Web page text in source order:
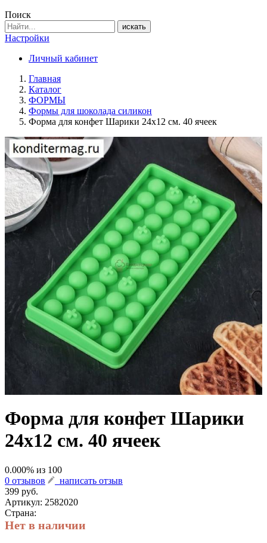
Поиск
искать
Настройки
Личный кабинет
Главная
Каталог
ФОРМЫ
Формы для шоколада силикон
Форма для конфет Шарики 24х12 см. 40 ячеек
Форма для конфет Шарики
24х12 см. 40 ячеек
0.000% из 100
0 отзывов
написать отзыв
399 руб.
Артикул: 2582020
Страна:
Нет в наличии